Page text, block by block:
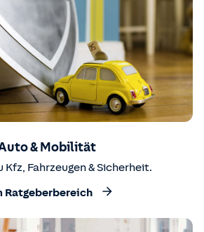
& Mobilität
Kfz, Fahrzeugen & Sicherheit.
Ratgeberbereich